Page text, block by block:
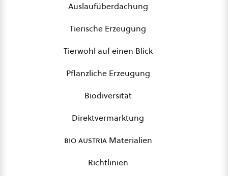
Auslaufüberdachung
Tierische Erzeugung
Tierwohl auf einen Blick
Pflanzliche Erzeugung
Biodiversität
Direktvermarktung
bio austriaMaterialien
Richtlinien